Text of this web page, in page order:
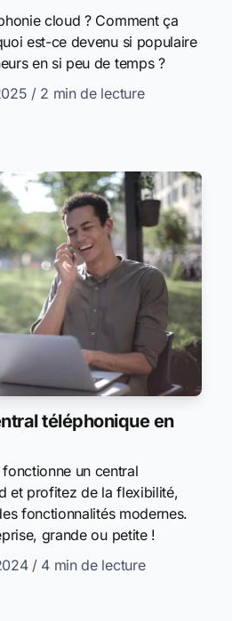
cloud ? Comment ça
est-ce devenu si populaire
en si peu de temps ?
/ 2 min de lecture
téléphonique en
un central
et profitez de la flexibilité,
fonctionnalités modernes.
grande ou petite !
/ 4 min de lecture